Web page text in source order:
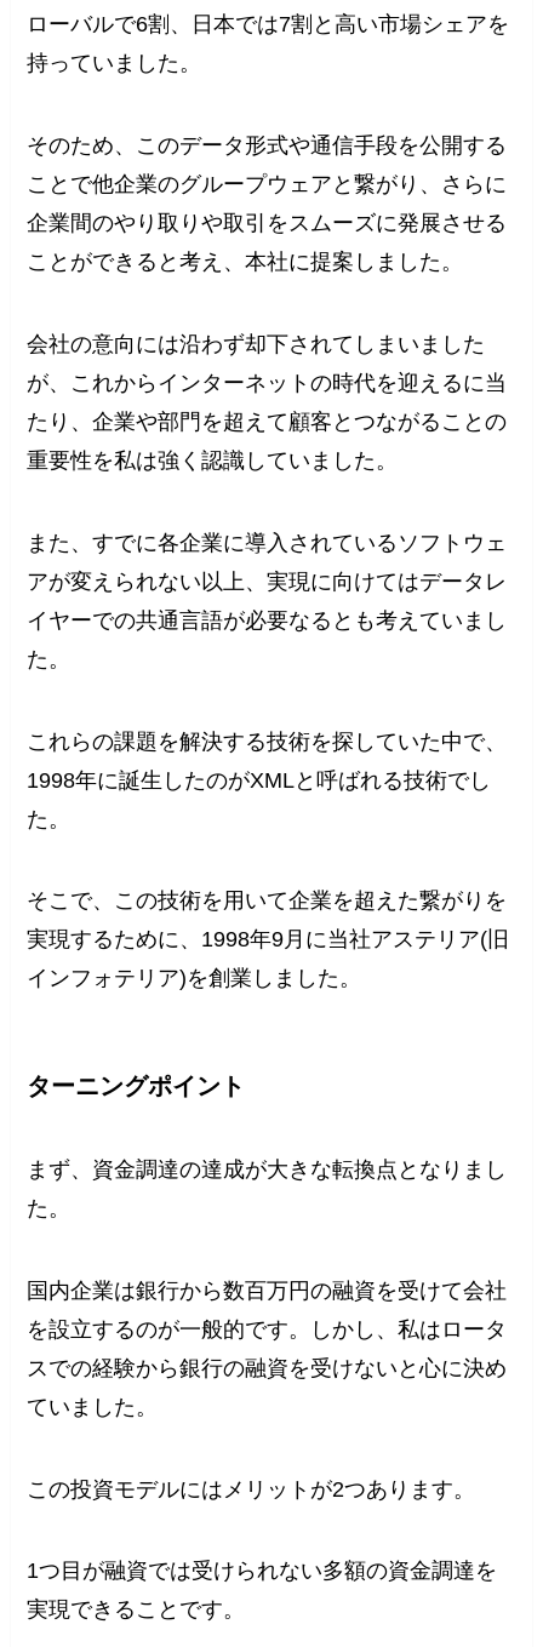
ローバルで6割、日本では7割と高い市場シェアを
持っていました。
そのため、このデータ形式や通信手段を公開する
ことで他企業のグループウェアと繋がり、さらに
企業間のやり取りや取引をスムーズに発展させる
ことができると考え、本社に提案しました。
会社の意向には沿わず却下されてしまいました
が、これからインターネットの時代を迎えるに当
たり、企業や部門を超えて顧客とつながることの
重要性を私は強く認識していました。
また、すでに各企業に導入されているソフトウェ
アが変えられない以上、実現に向けてはデータレ
イヤーでの共通言語が必要なるとも考えていまし
た。
これらの課題を解決する技術を探していた中で、
1998年に誕生したのがXMLと呼ばれる技術でし
た。
そこで、この技術を用いて企業を超えた繋がりを
実現するために、1998年9月に当社アステリア(旧
インフォテリア)を創業しました。
ターニングポイント
まず、資金調達の達成が大きな転換点となりまし
た。
国内企業は銀行から数百万円の融資を受けて会社
を設立するのが一般的です。しかし、私はロータ
スでの経験から銀行の融資を受けないと心に決め
ていました。
この投資モデルにはメリットが2つあります。
1つ目が融資では受けられない多額の資金調達を
実現できることです。